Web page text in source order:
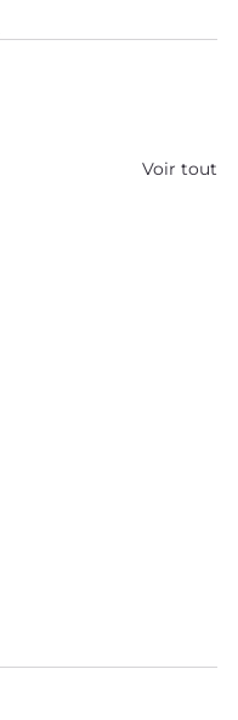
Voir tout